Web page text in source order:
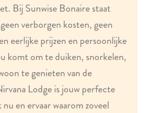
Bij Sunwise Bonaire staat
verborgen kosten, geen
eerlijke prijzen en persoonlijke
komt om te duiken, snorkelen,
te genieten van de
Lodge is jouw perfecte
en ervaar waarom zoveel